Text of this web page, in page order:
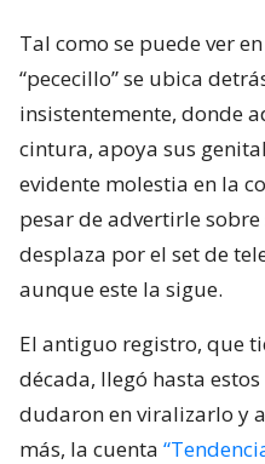
Tal como se puede ver
“pececillo” se ubica
insistentemente, donde
cintura, apoya sus
evidente molestia en la
pesar de advertirle
desplaza por el set de
aunque este la sigue.
El antiguo registro, que
década, llegó hasta
dudaron en viralizarlo y
más, la cuenta